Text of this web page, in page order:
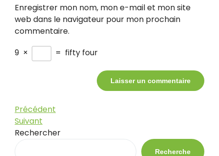
Enregistrer mon nom, mon e-mail et mon site
web dans le navigateur pour mon prochain
commentaire.
9 × = fifty four
Navigation
de
l’article
Article
précédent
Précédent
Article
suivant
Suivant
Rechercher
Recherche